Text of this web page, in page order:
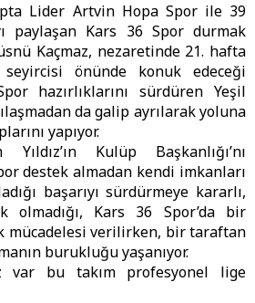
Lider Artvin Hopa Spor ile 39
paylaşan Kars 36 Spor durmak
Kaçmaz, nezaretinde 21. hafta
önünde konuk edeceği
hazırlıklarını sürdüren Yeşil
da galip ayrılarak yoluna
yapıyor.
Kulüp Başkanlığı’nı
destek almadan kendi imkanları
başarıyı sürdürmeye kararlı,
olmadığı, Kars 36 Spor’da bir
mücadelesi verilirken, bir taraftan
burukluğu yaşanıyor.
var bu takım profesyonel lige